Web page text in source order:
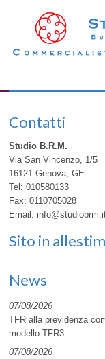
Contatti
Studio B.R.M.
Via San Vincenzo, 1/5
16121 Genova,GE
Tel:010580133
Fax:0110705028
Email:
Sito in
News
07/08/2026
TFR alla previdenza
modello TFR3
07/08/2026